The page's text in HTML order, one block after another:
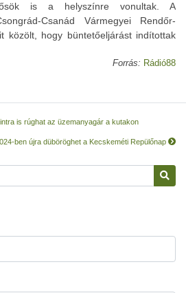
is a helyszínre vonultak. A
Csanád Vármegyei Rendőr-
közölt, hogy büntetőeljárást indítottak
Forrás: Rádió88
is rúghat az üzemanyagár a kutakon
ben újra düböröghet a Kecskeméti Repülőnap